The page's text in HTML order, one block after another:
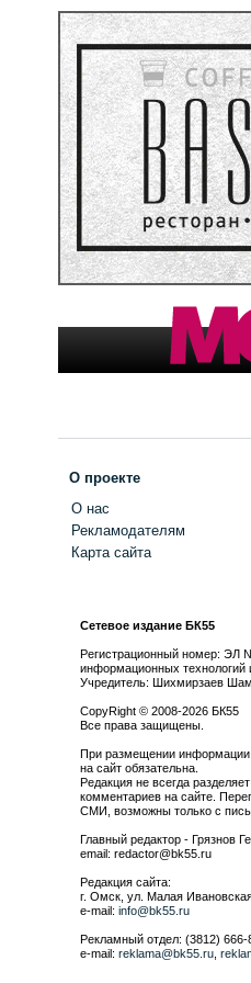
О проекте
О нас
Рекламодателям
Карта сайта
Сетевое издание БК55
Регистрационный номер: ЭЛ
информационных
Учредитель: Шихмирзаев
CopyRight © 2008-2026 БК55
Все права защищены.
При размещении информации
на сайт обязательна.
Редакция не всегда
комментариев на сайте.
СМИ, возможны только с
Главный редактор - Грязнов
email: redactor@bk55.ru
Редакция сайта:
г. Омск, ул. Малая
e-mail: info@bk55.ru
Рекламный отдел: (3812) 666-
e-mail: reklama@bk55.ru